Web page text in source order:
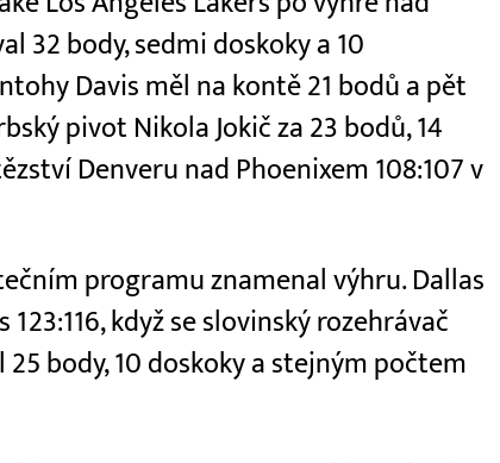
32 body, sedmi doskoky a 10
Davis měl na kontě 21 bodů a pět
pivot Nikola Jokič za 23 bodů, 14
Denveru nad Phoenixem 108:107 v
programu znamenal výhru. Dallas
když se slovinský rozehrávač
body, 10 doskoky a stejným počtem